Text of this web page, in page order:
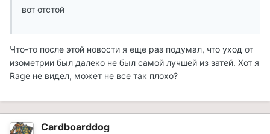
вот отстой
Что-то после этой новости я еще раз подумал, что уход от
изометрии был далеко не был самой лучшей из затей. Хот я
Rage не видел, может не все так плохо?
Cardboarddog